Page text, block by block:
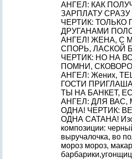
АНГЕЛ: КАК
ЗАРПЛАТУ
ЧЕРТИК: ТОЛЬКО
ДРУГАНАМИ
АНГЕЛ! ЖЕНА, С
СПОРЬ, ЛАСКОЙ
ЧЕРТИК: НО НА
ПОМНИ,
АНГЕЛ: Жених,
ГОСТИ
ТЫ НА БАНКЕТ,
АНГЕЛ: ДЛЯ
ОДНА! ЧЕРТИК:
ОДНА САТАНА!
композиции:
выручалочка, во
мороз мороз,